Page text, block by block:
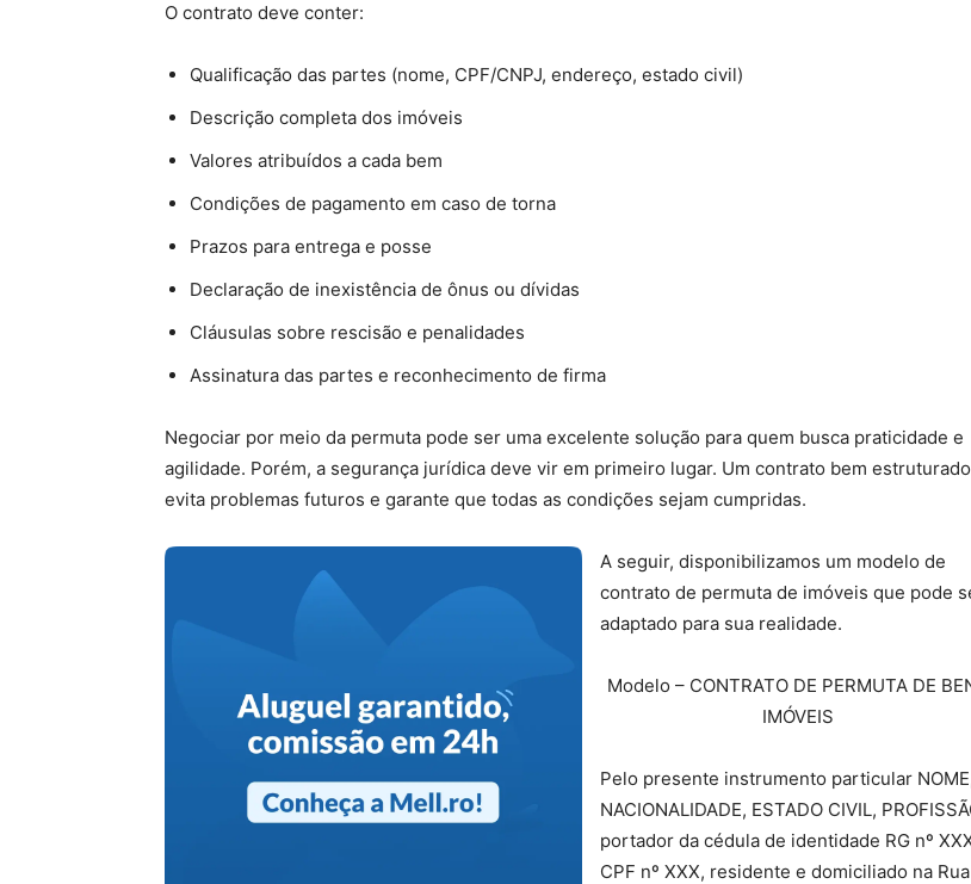
O contrato deve conter:
Qualificação das partes (nome, CPF/CNPJ, endereço, estado civil)
Descrição completa dos imóveis
Valores atribuídos a cada bem
Condições de pagamento em caso de torna
Prazos para entrega e posse
Declaração de inexistência de ônus ou dívidas
Cláusulas sobre rescisão e penalidades
Assinatura das partes e reconhecimento de firma
Negociar por meio da permuta pode ser uma excelente solução para quem busca praticidade e
agilidade. Porém, a segurança jurídica deve vir em primeiro lugar. Um contrato bem estruturado
evita problemas futuros e garante que todas as condições sejam cumpridas.
A seguir, disponibilizamos um modelo de
contrato de permuta de imóveis que pode
adaptado para sua realidade.
Modelo – CONTRATO DE PERMUTA DE
IMÓVEIS
Pelo presente instrumento particular
NACIONALIDADE, ESTADO CIVIL,
portador da cédula de identidade RG nº
CPF nº XXX, residente e domiciliado na Rua